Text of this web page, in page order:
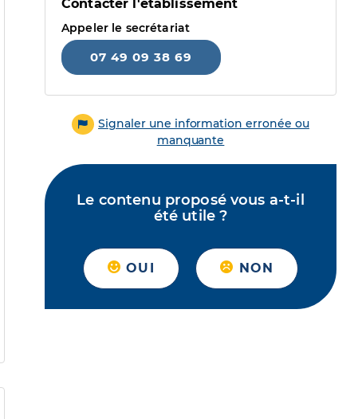
Contacter l'établissement
Appeler le secrétariat
07 49 09 38 69
Signaler une information erronée ou
manquante
Le contenu proposé vous a-t-il
été utile ?
OUI NON